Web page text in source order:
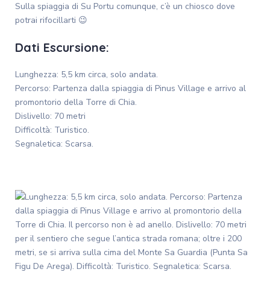
Sulla spiaggia di Su Portu comunque, c’è un chiosco dove
potrai rifocillarti 😉
Dati Escursione:
Lunghezza: 5,5 km circa, solo andata.
Percorso: Partenza dalla spiaggia di Pinus Village e arrivo al
promontorio della Torre di Chia.
Dislivello: 70 metri
Difficoltà: Turistico.
Segnaletica: Scarsa.